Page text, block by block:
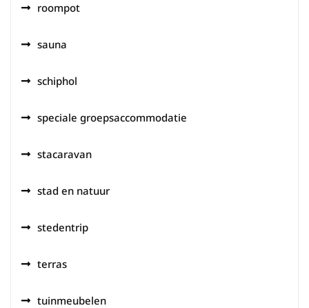
roompot
sauna
schiphol
speciale groepsaccommodatie
stacaravan
stad en natuur
stedentrip
terras
tuinmeubelen